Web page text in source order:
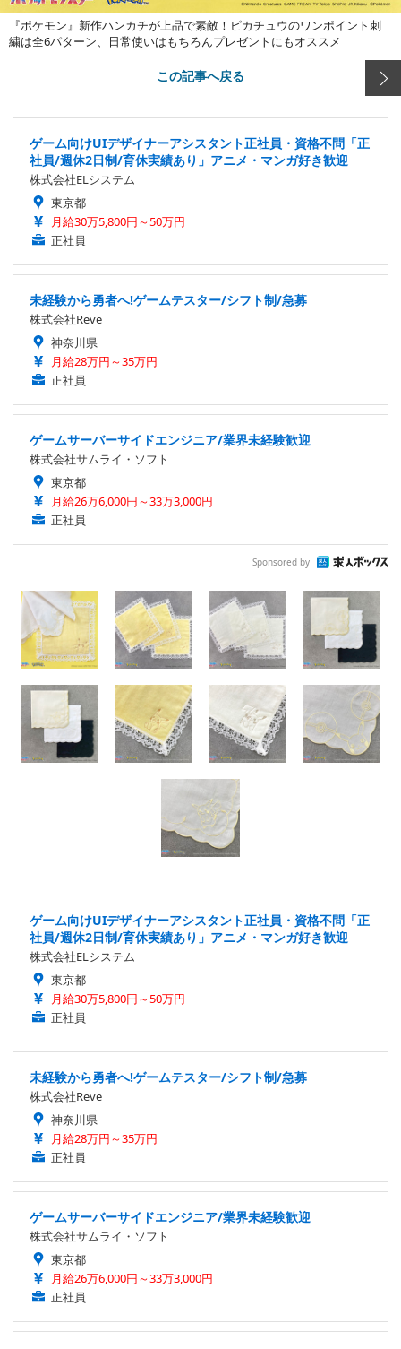
『ポケモン』新作ハンカチが上品で素敵！ピカチュウのワンポイント刺
繍は全6パターン、日常使いはもちろんプレゼントにもオススメ
この記事へ戻る
ゲーム向けUIデザイナーアシスタント正社員・資格不問「正
社員/週休2日制/育休実績あり」アニメ・マンガ好き歓迎
株式会社ELシステム
東京都
月給30万5,800円～50万円
正社員
未経験から勇者へ!ゲームテスター/シフト制/急募
株式会社Reve
神奈川県
月給28万円～35万円
正社員
ゲームサーバーサイドエンジニア/業界未経験歓迎
株式会社サムライ・ソフト
東京都
月給26万6,000円～33万3,000円
正社員
Sponsored by
ゲーム向けUIデザイナーアシスタント正社員・資格不問「正
社員/週休2日制/育休実績あり」アニメ・マンガ好き歓迎
株式会社ELシステム
東京都
月給30万5,800円～50万円
正社員
未経験から勇者へ!ゲームテスター/シフト制/急募
株式会社Reve
神奈川県
月給28万円～35万円
正社員
ゲームサーバーサイドエンジニア/業界未経験歓迎
株式会社サムライ・ソフト
東京都
月給26万6,000円～33万3,000円
正社員